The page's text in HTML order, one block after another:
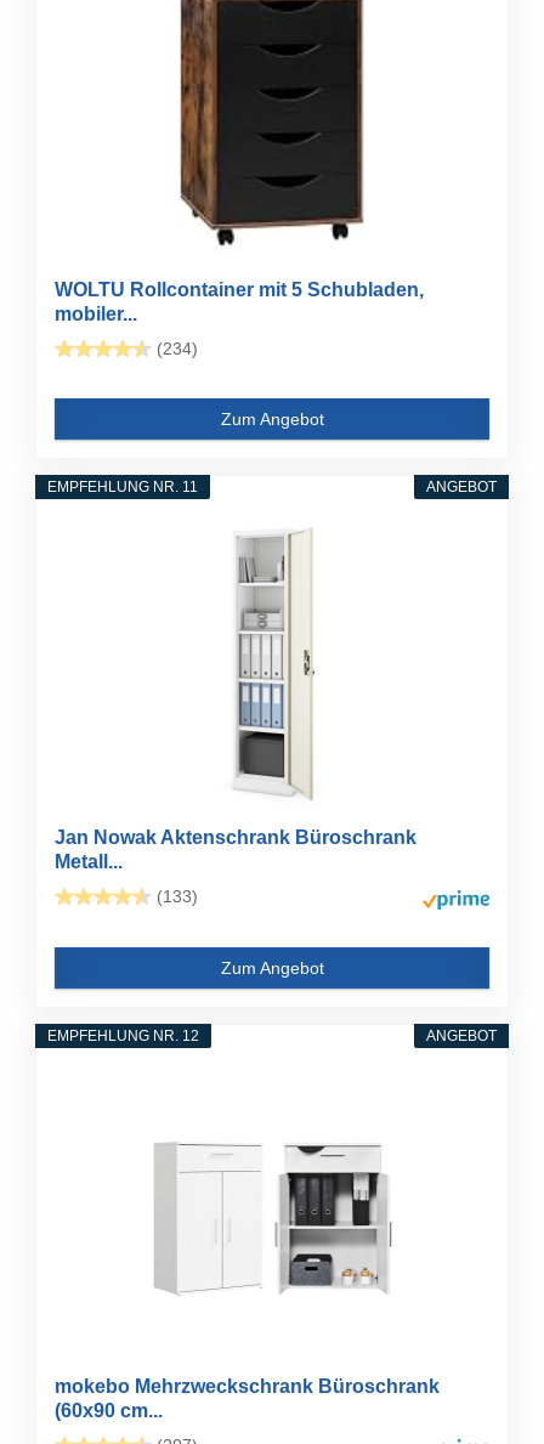
WOLTU Rollcontainer mit 5 Schubladen,
mobiler...
(234)
Zum Angebot
ANGEBOT
EMPFEHLUNG NR. 11
Jan Nowak Aktenschrank Büroschrank
Metall...
(133)
Zum Angebot
ANGEBOT
EMPFEHLUNG NR. 12
mokebo Mehrzweckschrank Büroschrank
(60x90 cm...